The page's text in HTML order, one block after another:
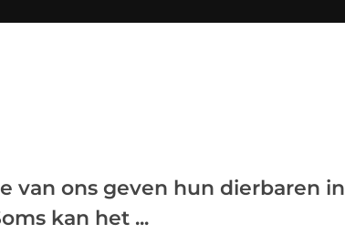
van ons geven hun dierbaren in
kan het ...